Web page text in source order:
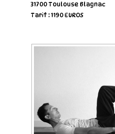
31700 Toulouse Blagnac
Tarif : 1190 EUROS